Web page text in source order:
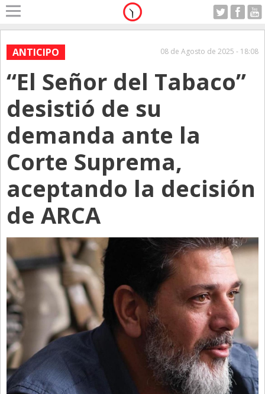
Home
A Motor
Alerta
Anticipo
Campo
Carrera & Emprendedores
Club House
Con Estilo
De Bolsillo
Diarios de Argentina
Diarios del Mundo
Directivos
Ecología y Ambiente
Economía
El Experto
El Innovador
El Precio Que Yo Ví
ANTICIPO 08 de Agosto de 2025 - 18:08
“El Señor del Tabaco”
desistió de su
demanda ante la
Corte Suprema,
aceptando la decisión
de ARCA